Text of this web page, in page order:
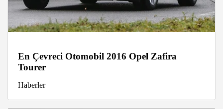
En Çevreci Otomobil 2016 Opel Zafira
Tourer
Haberler